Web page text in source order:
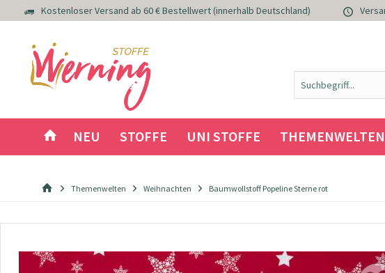
Kostenloser Versand ab 60 € Bestellwert (innerhalb Deutschland)
NEU STOFFE UNI STOFFE THEMENWELTEN
Themenwelten Weihnachten Baumwollstoff Popeline Sterne rot